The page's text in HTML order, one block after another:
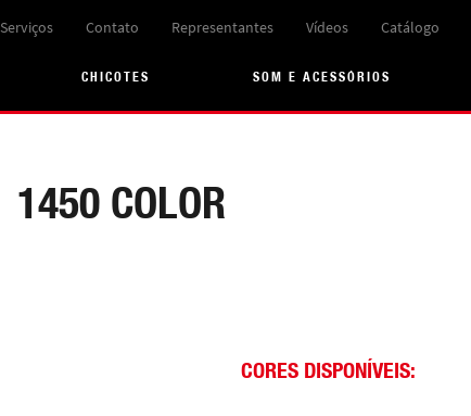
Serviços Contato Representantes Vídeos Catálogo
CHICOTES SOM E ACESSÓRIOS
1450 COLOR
CORES DISPONÍVEIS: